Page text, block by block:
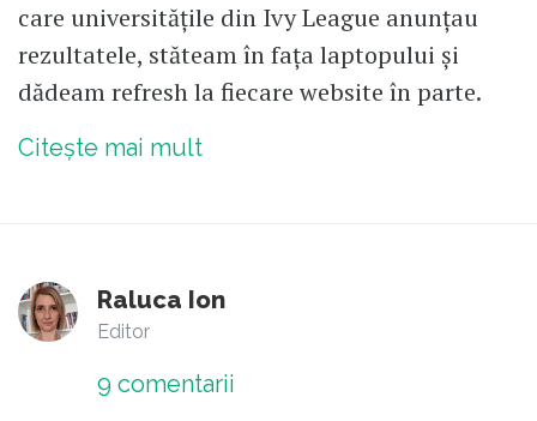
care universitățile din Ivy League anunțau
rezultatele, stăteam în fața laptopului și
dădeam refresh la fiecare website în parte.
Citește mai mult
Raluca Ion
Editor
9 comentarii